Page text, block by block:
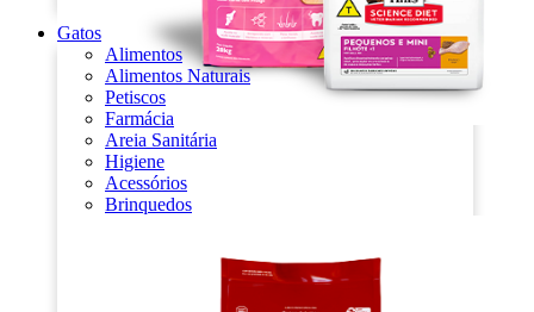
Gatos
Alimentos
Alimentos Naturais
Petiscos
Farmácia
Areia Sanitária
Higiene
Acessórios
Brinquedos